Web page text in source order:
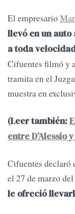
El empresario
llevó en un auto
a toda
Cifuentes filmó y
tramita en el
muestra en
(Leer también:
entre D’Alessio
Cifuentes declaró
el 27 de marzo
le ofreció